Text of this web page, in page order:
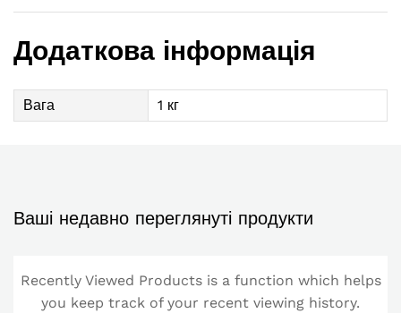
Додаткова інформація
Вага 1 кг
Ваші недавно переглянуті продукти
Recently Viewed Products is a function which helps
you keep track of your recent viewing history.